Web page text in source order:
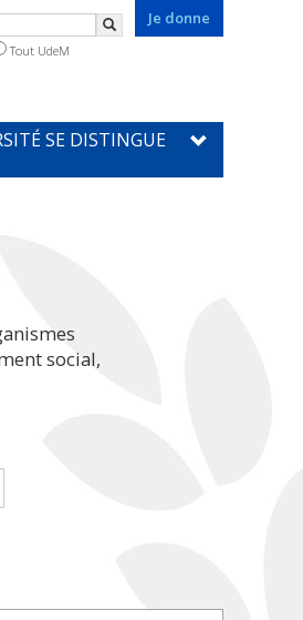
Je donne
Rechercher
Tout UdeM
SE DISTINGUE
social,